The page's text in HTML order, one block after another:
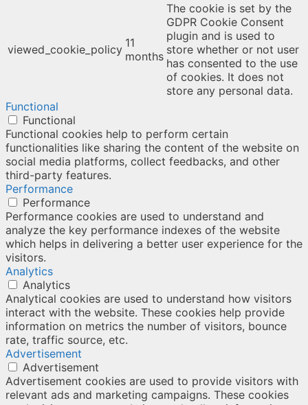
viewed_cookie_policy 11
months
The cookie is set by the
GDPR Cookie Consent
plugin and is used to
store whether or not user
has consented to the use
of cookies. It does not
store any personal data.
Functional
Functional
Functional cookies help to perform certain
functionalities like sharing the content of the website on
social media platforms, collect feedbacks, and other
third-party features.
Performance
Performance
Performance cookies are used to understand and
analyze the key performance indexes of the website
which helps in delivering a better user experience for the
visitors.
Analytics
Analytics
Analytical cookies are used to understand how visitors
interact with the website. These cookies help provide
information on metrics the number of visitors, bounce
rate, traffic source, etc.
Advertisement
Advertisement
Advertisement cookies are used to provide visitors with
relevant ads and marketing campaigns. These cookies